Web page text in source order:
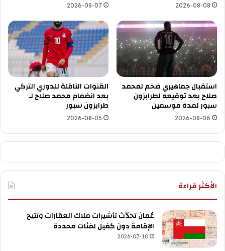
2026-08-08
2026-08-07
استقبال جماهيري ضخم لمحمد
صلاح بعد توقيعه لطرابزون
سبور لمدة موسمين
2026-08-06
القنوات الناقلة للدوري التركي
بعد انضمام محمد صلاح لـ
طرابزون سبور
2026-08-05
الأكثر قراءة
عُمان تحدّث تأشيرات ملاك العقارات وتتيح
الإقامة دون كفيل لفئات محددة
2026-07-10